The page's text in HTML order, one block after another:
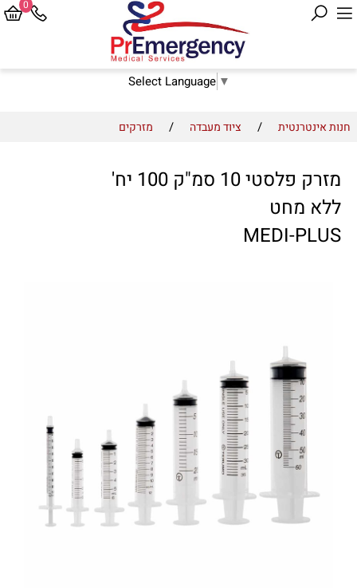
Select Language ▼
0
חנות אינטרנטית / ציוד מעבדה / מזרקים
מזרק פלסטי 10 סמ"ק 100 יח'
ללא מחט
MEDI-PLUS